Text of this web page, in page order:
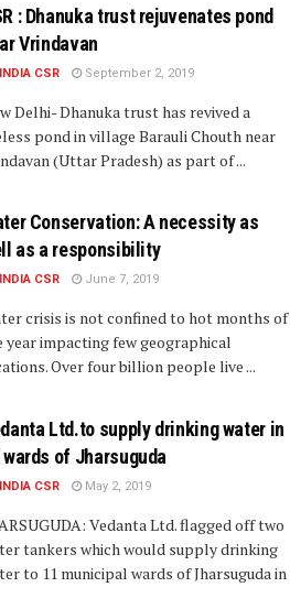
: Dhanuka trust rejuvenates pond
Vrindavan
INDIA CSR September 2, 2019
Delhi- Dhanuka trust has revived a
pond in village Barauli Chouth near
(Uttar Pradesh) as part of ...
Conservation: A necessity as
as a responsibility
INDIA CSR June 7, 2019
crisis is not confined to hot months of
year impacting few geographical
Over four billion people live ...
Ltd.to supply drinking water in
wards of Jharsuguda
INDIA CSR May 2, 2019
Vedanta Ltd. flagged off two
tankers which would supply drinking
to 11 municipal wards of Jharsuguda in